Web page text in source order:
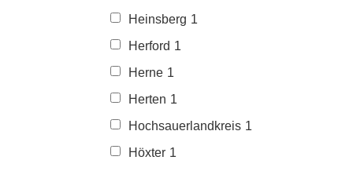
Heinsberg 1
Herford 1
Herne 1
Herten 1
Hochsauerlandkreis 1
Höxter 1